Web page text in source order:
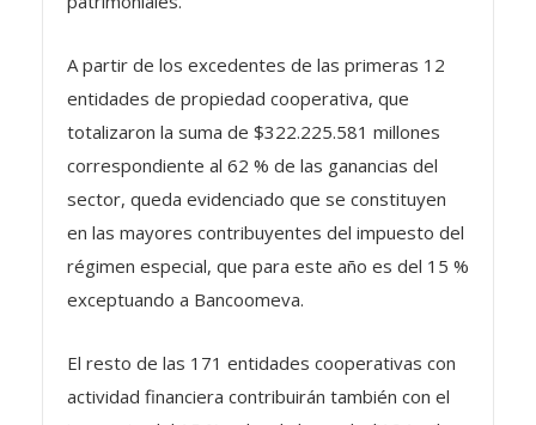
entidades de propiedad cooperativa, que
totalizaron la suma de $322.225.581 millones
correspondiente al 62 % de las ganancias del
sector, queda evidenciado que se constituyen
en las mayores contribuyentes del impuesto del
régimen especial, que para este año es del 15 %
exceptuando a Bancoomeva.
actividad financiera contribuirán también con el
impuesto del 15 % sobre la base de $194 mil